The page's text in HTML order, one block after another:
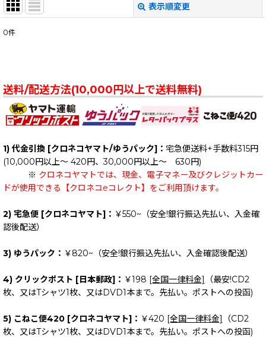
表示順変更
並び順:
絞り込む
0件
送料/配送方法(10,000円以上で送料無料)
1) 代金引換 [クロネコヤマト/ゆうパック]： 宅急便送料+手数料315円
(10,000円以上～ 420円、30,000円以上～ 630円)
※ クロネコヤマトでは、現金、電子マネー及びクレジットカー
ドが使用できる【クロネコeコレクト】をご利用頂けます。
2) 宅急便 [クロネコヤマト]： ￥550~（安全!銀行振込先払い、入金確
認後配送）
3) ゆうパック： ￥820~（安全!銀行振込先払い、入金確認後配送）
4) クリックポスト [日本郵政]： ￥198 [全国一律料金]
（最安!CD2
枚、又はTシャツ1枚、又はDVD1本まで。先払い。ポストへの投函)
5) こねこ便420 [クロネコヤマト]： ￥420 [全国一律料金]
（CD2
枚、又はTシャツ1枚、又はDVD1本まで。先払い。ポストへの投函)